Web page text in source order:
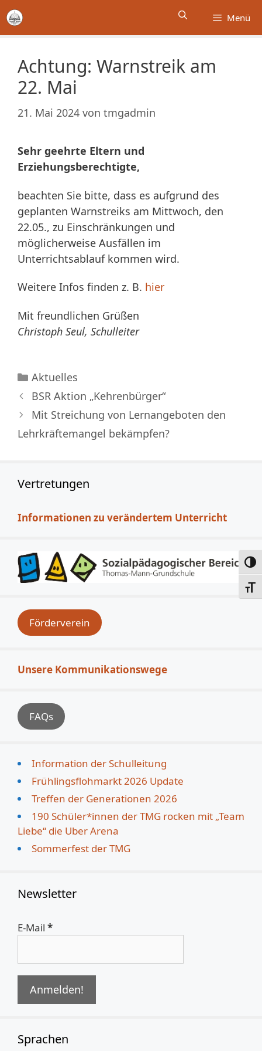
Zum
Inhalt
springen
Menü
Achtung: Warnstreik am
22. Mai
21. Mai 2024 von tmgadmin
Sehr geehrte Eltern und
Erziehungsberechtigte,
beachten Sie bitte, dass es aufgrund des
geplanten Warnstreiks am Mittwoch, den
22.05., zu Einschränkungen und
möglicherweise Ausfällen im
Unterrichtsablauf kommen wird.
Weitere Infos finden z. B. hier
Mit freundlichen Grüßen
Christoph Seul, Schulleiter
Kategorien
Aktuelles
BSR Aktion „Kehrenbürger“
Mit Streichung von Lernangeboten den
Lehrkräftemangel bekämpfen?
Vertretungen
Informationen zu verändertem Unterricht
Förderverein
Unsere Kommunikationswege
FAQs
Information der Schulleitung
Frühlingsflohmarkt 2026 Update
Treffen der Generationen 2026
190 Schüler*innen der TMG rocken mit „Team
Liebe“ die Uber Arena
Sommerfest der TMG
Newsletter
E-Mail *
Sprachen